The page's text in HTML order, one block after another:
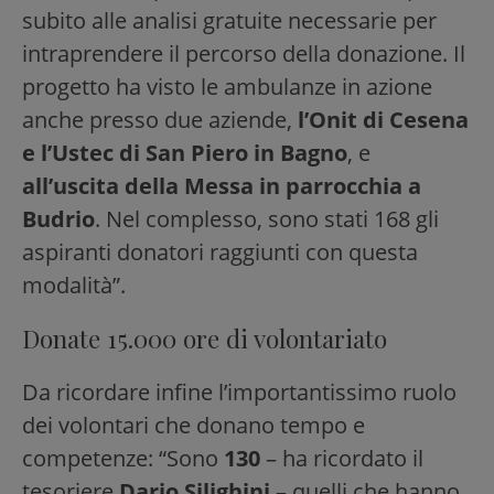
subito alle analisi gratuite necessarie per
intraprendere il percorso della donazione. Il
progetto ha visto le ambulanze in azione
anche presso due aziende, l’Onit di Cesena
e l’Ustec di San Piero in Bagno, e
all’uscita della Messa in parrocchia a
Budrio. Nel complesso, sono stati 168 gli
aspiranti donatori raggiunti con questa
modalità”.
Donate 15.000 ore di volontariato
Da ricordare infine l’importantissimo ruolo
dei volontari che donano tempo e
competenze: “Sono 130 – ha ricordato il